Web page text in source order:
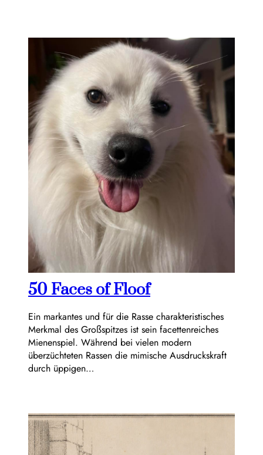
50 Faces of Floof
Ein markantes und für die Rasse charakteristisches
Merkmal des Großspitzes ist sein facettenreiches
Mienenspiel. Während bei vielen modern
überzüchteten Rassen die mimische Ausdruckskraft
durch üppigen…